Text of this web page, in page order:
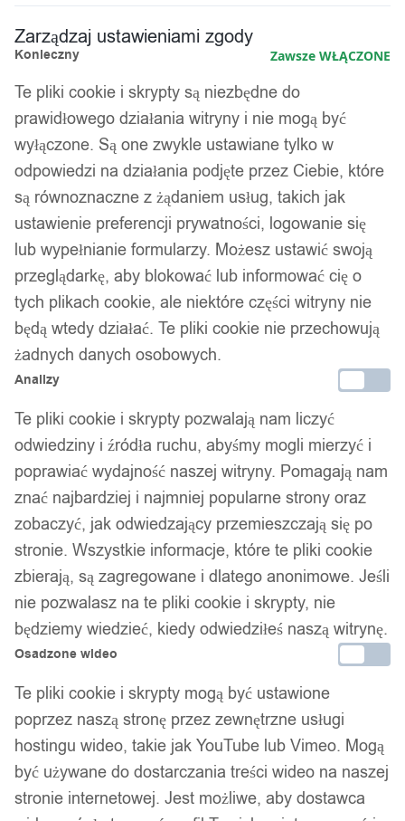
/ 6
Kamizelka męska sportowa
na siłownie neoprenowa
Zarządzaj ustawieniami zgody
Konieczny Zawsze WŁĄCZONE
Te pliki cookie i skrypty są niezbędne do
prawidłowego działania witryny i nie mogą być
wyłączone. Są one zwykle ustawiane tylko w
odpowiedzi na działania podjęte przez Ciebie, które
są równoznaczne z żądaniem usług, takich jak
ustawienie preferencji prywatności, logowanie się
lub wypełnianie formularzy. Możesz ustawić swoją
przeglądarkę, aby blokować lub informować cię o
tych plikach cookie, ale niektóre części witryny nie
będą wtedy działać. Te pliki cookie nie przechowują
żadnych danych osobowych.
Analizy
Te pliki cookie i skrypty pozwalają nam liczyć
odwiedziny i źródła ruchu, abyśmy mogli mierzyć i
poprawiać wydajność naszej witryny. Pomagają nam
znać najbardziej i najmniej popularne strony oraz
zobaczyć, jak odwiedzający przemieszczają się po
stronie. Wszystkie informacje, które te pliki cookie
zbierają, są zagregowane i dlatego anonimowe. Jeśli
nie pozwalasz na te pliki cookie i skrypty, nie
będziemy wiedzieć, kiedy odwiedziłeś naszą witrynę.
Osadzone wideo
Te pliki cookie i skrypty mogą być ustawione
poprzez naszą stronę przez zewnętrzne usługi
hostingu wideo, takie jak YouTube lub Vimeo. Mogą
być używane do dostarczania treści wideo na naszej
stronie internetowej. Jest możliwe, aby dostawca